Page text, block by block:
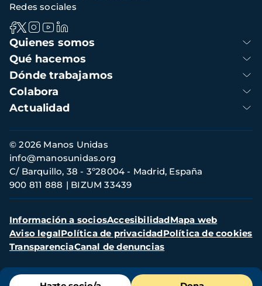
Menú
Navegación
principal
Quienes somos
Qué hacemos
Dónde trabajamos
Colabora
Actualidad
Redes sociales
Información
de
contacto
© 2026 Manos Unidas
C/ Barquillo, 38 - 3º28004 - Madrid, España
900 811 888
BIZUM 33439
info@manosunidas.org
Menú
secundario
Información a sociosAccesibilidadMapa web
Aviso legalPolítica de privacidadPolítica de cookies
TransparenciaCanal de denuncias